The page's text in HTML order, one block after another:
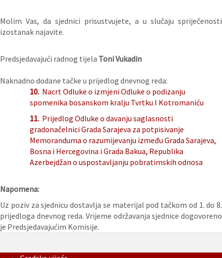
Molim Vas, da sjednici prisustvujete, a u slučaju spriječenosti
izostanak najavite.
Predsjedavajući radnog tijela Toni Vukadin
Naknadno dodane tačke u prijedlog dnevnog reda:
10. Nacrt Odluke o izmjeni Odluke o podizanju
spomenika bosanskom kralju Tvrtku I Kotromaniću
11. Prijedlog Odluke o davanju saglasnosti
gradonačelnici Grada Sarajeva za potpisivanje
Memoranduma o razumijevanju između Grada Sarajeva,
Bosna i Hercegovina i Grada Bakua, Republika
Azerbejdžan o uspostavljanju pobratimskih odnosa
Napomena:
Uz poziv za sjednicu dostavlja se materijal pod tačkom od 1. do 8.
prijedloga dnevnog reda. Vrijeme održavanja sjednice dogovoreno
je Predsjedavajućim Komisije.